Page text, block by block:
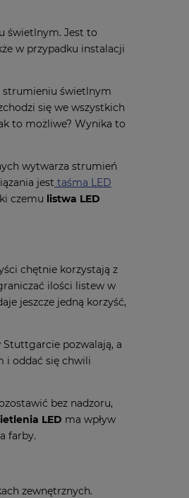
świetlnym. Jest to
w przypadku instalacji
świetlnym
się we wszystkich
to możliwe? Wynika to
wytwarza strumień
jest taśma LED
czemu listwa LED
chętnie korzystają z
ilości listew w
jeszcze jedną korzyść,
pozwalają, a
i oddać się chwili
bez nadzoru,
LED ma wpływ
farby.
zewnętrznych.